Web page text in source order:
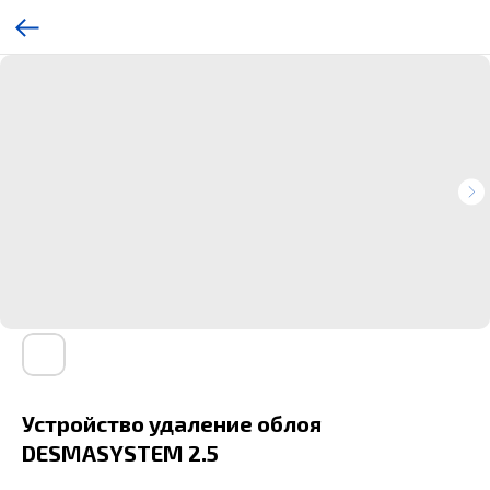
Устройство удаление облоя
DESMASYSTEM 2.5